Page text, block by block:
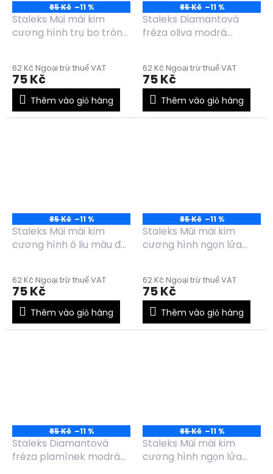
85 Kč –11 %
Staleks Mũi mài kim
cương hình trụ bo tròn
62 Kč Ngoại trừ thuế VAT
75 Kč
Thêm vào giỏ hàng
85 Kč –11 %
Staleks Diamantová
fréza oliva modrá
62 Kč Ngoại trừ thuế VAT
75 Kč
Thêm vào giỏ hàng
85 Kč –11 %
Staleks Mũi mài kim
cương hình ô liu màu đỏ
62 Kč Ngoại trừ thuế VAT
75 Kč
Thêm vào giỏ hàng
85 Kč –11 %
Staleks Mũi mài kim
cương hình ngọn lửa
62 Kč Ngoại trừ thuế VAT
75 Kč
Thêm vào giỏ hàng
85 Kč –11 %
Staleks Diamantová
fréza plamínek modrá
85 Kč –11 %
Staleks Mũi mài kim
cương hình ngọn lửa